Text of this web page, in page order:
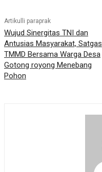
Artikulli paraprak
Wujud Sinergitas TNI dan
Antusias Masyarakat, Satgas
TMMD Bersama Warga Desa
Gotong royong Menebang
Pohon